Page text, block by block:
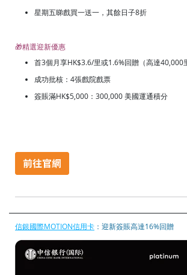
星期五睇戲買一送一，其餘日子8折
🎁精選迎新優惠
首3個月享HK$3.6/里或1.6%回贈（高達40,000
成功批核：4張戲院戲票
簽賬滿HK$5,000：300,000 美國運通積分
信銀國際MOTION信用卡 ：迎新簽賬高達16%回贈